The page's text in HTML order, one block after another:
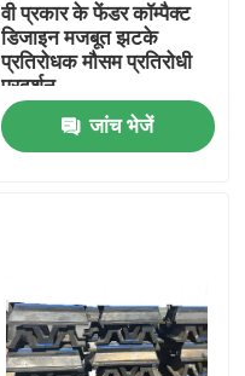
वी प्रकार के फेंडर कॉम्पैक्ट
डिजाइन मजबूत झटके
प्रतिरोधक मौसम प्रतिरोधी
प्रदर्शन
जांच भेजें